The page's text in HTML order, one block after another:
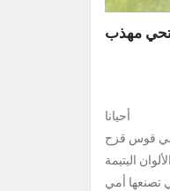
مهذب
أحيانا
قوس قزح
اليتيمة
تصنعها أمي